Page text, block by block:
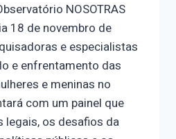
NOSOTRAS
18 de novembro de
e especialistas
e enfrentamento das
e meninas no
com um painel que
os desafios da